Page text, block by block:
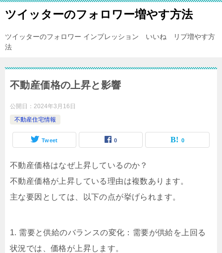
ツイッターのフォロワー増やす方法
ツイッターのフォロワー インプレッション いいね リプ増やす方
法
不動産価格の上昇と影響
公開日： 2024年3月16日
不動産住宅情報
Tweet 0 0
不動産価格はなぜ上昇しているのか？
不動産価格が上昇している理由は複数あります。
主な要因としては、以下の点が挙げられます。
1. 需要と供給のバランスの変化：需要が供給を上回る
状況では、価格が上昇します。